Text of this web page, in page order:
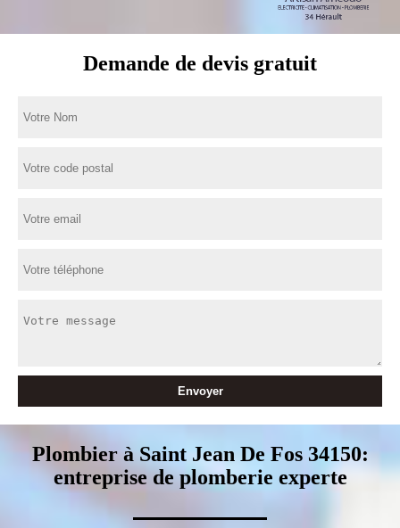
Demande de devis gratuit
Plombier à Saint Jean De Fos 34150:
entreprise de plomberie experte